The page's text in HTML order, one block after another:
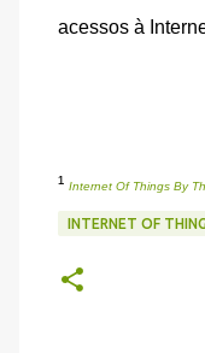
acessos à
¹ Internet Of Things By
INTERNET OF